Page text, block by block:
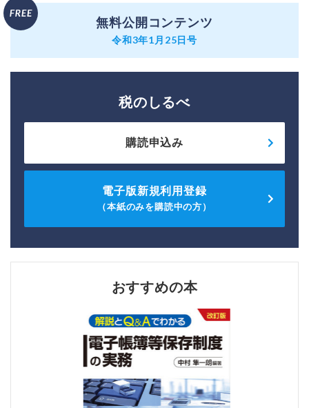
無料公開コンテンツ
令和3年1月25日号
税のしるべ
購読申込み
電子版新規利用登録
（本紙のみを購読中の方）
おすすめの本